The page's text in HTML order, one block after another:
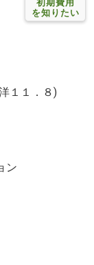
初期費用
を知りたい
１１．８)
ン